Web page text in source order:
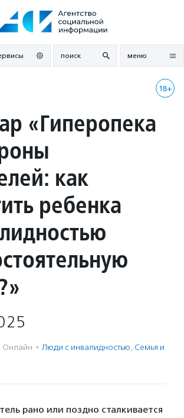
поиск меню
18+
«Гиперопека
как
ребенка
Онлайн · Люди с инвалидностью, Семья и
рано или поздно сталкивается